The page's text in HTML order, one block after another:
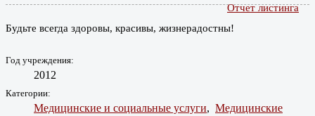
Отчет листинга
Будьте всегда здоровы, красивы, жизнерадостны!
Год учреждения:
2012
Категории:
Медицинские и социальные услуги, Медицинские